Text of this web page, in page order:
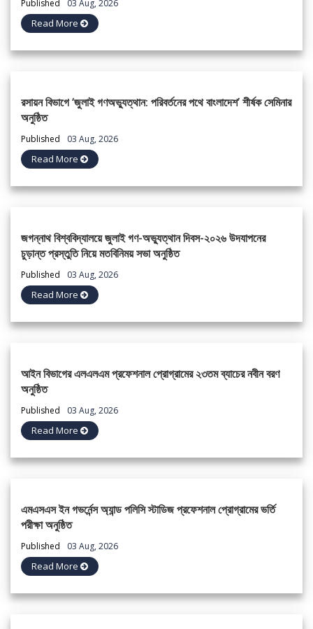
Published 03 Aug, 2026
Read More
রসায়ন বিভাগে ‘জুলাই গণঅভ্যুত্থান: পরিবর্তনের পথে বাংলাদেশ’ শীর্ষক সেমিনার
অনুষ্ঠিত
Published 03 Aug, 2026
Read More
জগন্নাথ বিশ্ববিদ্যালয়ে জুলাই গণ-অভ্যুত্থান দিবস-২০২৬ উদযাপনের
চুড়ান্ত প্রস্তুতি নিয়ে মতবিনিময় সভা অনুষ্ঠিত
Published 03 Aug, 2026
Read More
আইন বিভাগের এলএলএম প্রফেশনাল প্রোগ্রামের ২৩তম ব্যাচের নবীন বরণ
অনুষ্ঠিত
Published 03 Aug, 2026
Read More
এমএসএস ইন গভর্নেন্স অ্যান্ড পলিসি স্টাডিজ প্রফেশনাল প্রোগ্রামের ভর্তি
পরীক্ষা অনুষ্ঠিত
Published 03 Aug, 2026
Read More